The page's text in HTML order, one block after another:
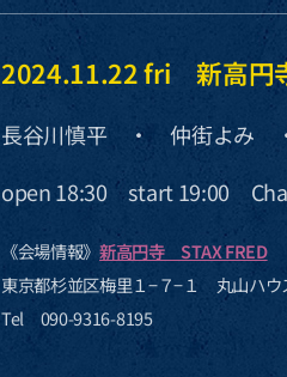
2024.11.22 fri 新高円
長谷川慎平 ・ 仲街よみ
open 18:30 start 19:00
《会場情報》新高円寺 STAX FRED
東京都杉並区梅里１−７−１ 丸山ハウ
Tel 090-9316-8195